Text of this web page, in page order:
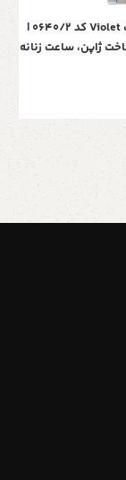
ساعت مچی زنانه ویولت Violet کد 0640/2 |
ژاپن، ساعت زنانه